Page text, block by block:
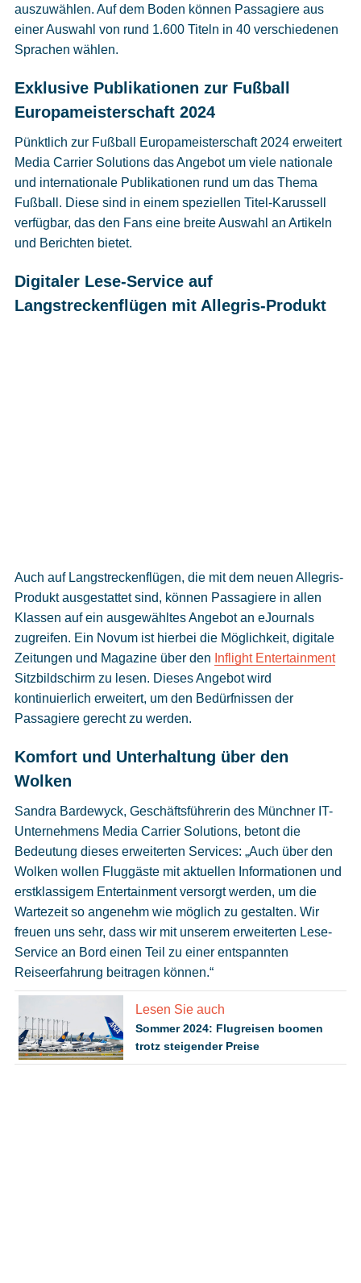
auszuwählen. Auf dem Boden können Passagiere aus
einer Auswahl von rund 1.600 Titeln in 40 verschiedenen
Sprachen wählen.
Exklusive Publikationen zur Fußball
Europameisterschaft 2024
Pünktlich zur Fußball Europameisterschaft 2024 erweitert
Media Carrier Solutions das Angebot um viele nationale
und internationale Publikationen rund um das Thema
Fußball. Diese sind in einem speziellen Titel-Karussell
verfügbar, das den Fans eine breite Auswahl an Artikeln
und Berichten bietet.
Digitaler Lese-Service auf
Langstreckenflügen mit Allegris-Produkt
Auch auf Langstreckenflügen, die mit dem neuen Allegris-
Produkt ausgestattet sind, können Passagiere in allen
Klassen auf ein ausgewähltes Angebot an eJournals
zugreifen. Ein Novum ist hierbei die Möglichkeit, digitale
Zeitungen und Magazine über den Inflight Entertainment
Sitzbildschirm zu lesen. Dieses Angebot wird
kontinuierlich erweitert, um den Bedürfnissen der
Passagiere gerecht zu werden.
Komfort und Unterhaltung über den
Wolken
Sandra Bardewyck, Geschäftsführerin des Münchner IT-
Unternehmens Media Carrier Solutions, betont die
Bedeutung dieses erweiterten Services: „Auch über den
Wolken wollen Fluggäste mit aktuellen Informationen und
erstklassigem Entertainment versorgt werden, um die
Wartezeit so angenehm wie möglich zu gestalten. Wir
freuen uns sehr, dass wir mit unserem erweiterten Lese-
Service an Bord einen Teil zu einer entspannten
Reiseerfahrung beitragen können.“
Lesen Sie auch
Sommer 2024: Flugreisen boomen
trotz steigender Preise